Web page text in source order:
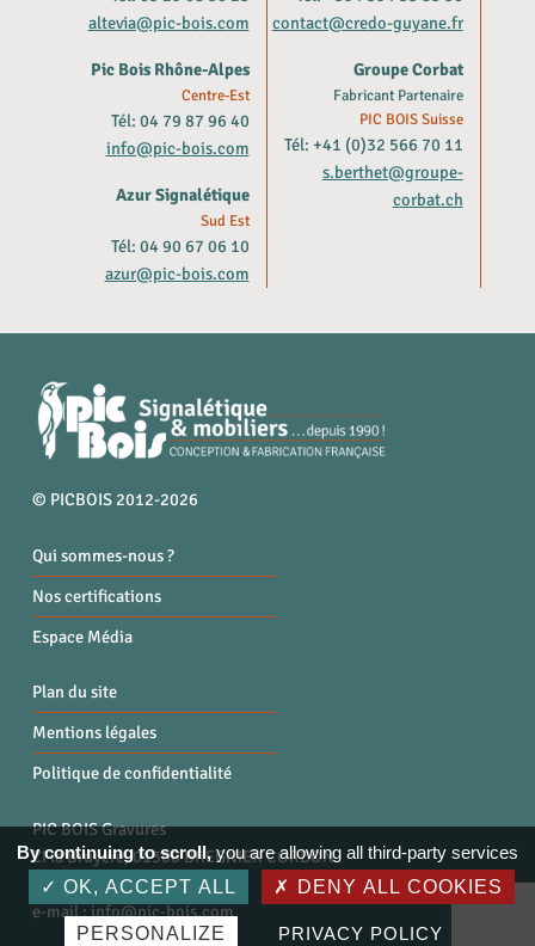
altevia@pic-bois.com
Pic Bois Rhône-Alpes
Centre-Est
Tél: 04 79 87 96 40
info@pic-bois.com
Azur Signalétique
Sud Est
Tél: 04 90 67 06 10
azur@pic-bois.com
contact@credo-guyane.fr
Groupe Corbat
Fabricant Partenaire
PIC BOIS Suisse
Tél: +41 (0)32 566 70 11
s.berthet@groupe-
corbat.ch
© PICBOIS 2012-2026
Qui sommes-nous ?
Nos certifications
Espace Média
Plan du site
Mentions légales
Politique de confidentialité
PIC BOIS Gravures
ZI la Bruyère, 01300 BREGNIER CORDON
Tél. : 04 79 87 96 40
e-mail :info@pic-bois.com
By continuing to scroll,you are allowing all third-party services
OK, ACCEPT ALL
DENY ALL COOKIES
PERSONALIZE PRIVACY POLICY